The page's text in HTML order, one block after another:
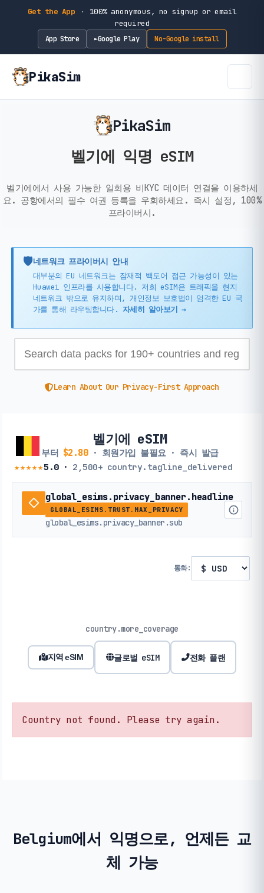
Get the App ·
100% anonymous, no signup or email
required
App Store ►Google Play No-Google install
PikaSim
PikaSim
벨기에 익명 eSIM
벨기에에서 사용 가능한 일회용 비KYC 데이터 연결을 이용하세
요. 공항에서의 필수 여권 등록을 우회하세요. 즉시 설정, 100%
프라이버시.
🛡️네트워크 프라이버시 안내
대부분의 EU 네트워크는 잠재적 백도어 접근 가능성이 있는
Huawei 인프라를 사용합니다. 저희 eSIM은 트래픽을 현지
네트워크 밖으로 유지하며, 개인정보 보호법이 엄격한 EU 국
가를 통해 라우팅합니다. 자세히 알아보기 →
Learn About Our Privacy-First Approach
벨기에 eSIM
부터 $2.80· 회원가입 불필요 · 즉시 발급
★★★★★5.0· 2,500+ country.tagline_delivered
global_esims.privacy_banner.headline
GLOBAL_ESIMS.TRUST.MAX_PRIVACY
global_esims.privacy_banner.sub
통화:
country.more_coverage
지역 eSIM 글로벌 eSIM 전화 플랜
Country not found. Please try again.
Belgium에서 익명으로, 언제든 교
체 가능